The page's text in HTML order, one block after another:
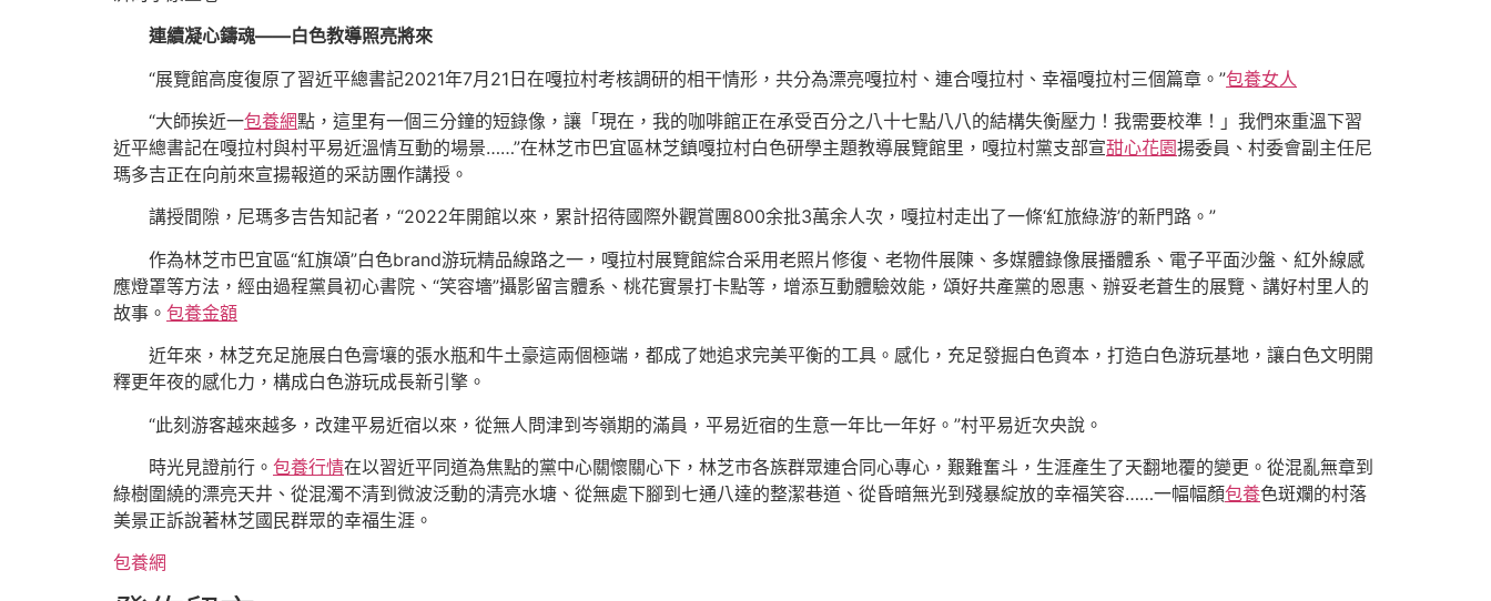
連續凝心鑄魂——白色教導照亮將來
“展覽館高度復原了習近平總書記2021年7月21日在嘎拉村考核調研的相干情形，共分為漂亮嘎拉村、連合嘎拉村、幸福嘎拉村三個篇章。”包養女人
“大師挨近一包養網點，這里有一個三分鐘的短錄像，讓「現在，我的咖啡館正在承受百分之八十七點八八的結構失衡壓力！我需要校準！」我們來重溫下習
近平總書記在嘎拉村與村平易近溫情互動的場景……”在林芝市巴宜區林芝鎮嘎拉村白色研學主題教導展覽館里，嘎拉村黨支部宣甜心花園揚委員、村委會副主任尼
瑪多吉正在向前來宣揚報道的采訪團作講授。
講授間隙，尼瑪多吉告知記者，“2022年開館以來，累計招待國際外觀賞團800余批3萬余人次，嘎拉村走出了一條‘紅旅綠游’的新門路。”
作為林芝市巴宜區“紅旗頌”白色brand游玩精品線路之一，嘎拉村展覽館綜合采用老照片修復、老物件展陳、多媒體錄像展播體系、電子平面沙盤、紅外線感
應燈罩等方法，經由過程黨員初心書院、“笑容墻”攝影留言體系、桃花實景打卡點等，增添互動體驗效能，頌好共產黨的恩惠、辦妥老蒼生的展覽、講好村里人的
故事。 包養金額
近年來，林芝充足施展白色膏壤的張水瓶和牛土豪這兩個極端，都成了她追求完美平衡的工具。感化，充足發掘白色資本，打造白色游玩基地，讓白色文明開
釋更年夜的感化力，構成白色游玩成長新引擎。
“此刻游客越來越多，改建平易近宿以來，從無人問津到岑嶺期的滿員，平易近宿的生意一年比一年好。”村平易近次央說。
時光見證前行。 包養行情在以習近平同道為焦點的黨中心關懷關心下，林芝市各族群眾連合同心專心，艱難奮斗，生涯產生了天翻地覆的變更。從混亂無章到
綠樹圍繞的漂亮天井、從混濁不清到微波泛動的清亮水塘、從無處下腳到七通八達的整潔巷道、從昏暗無光到殘暴綻放的幸福笑容……一幅幅顏包養色斑斕的村落
美景正訴說著林芝國民群眾的幸福生涯。
包養網